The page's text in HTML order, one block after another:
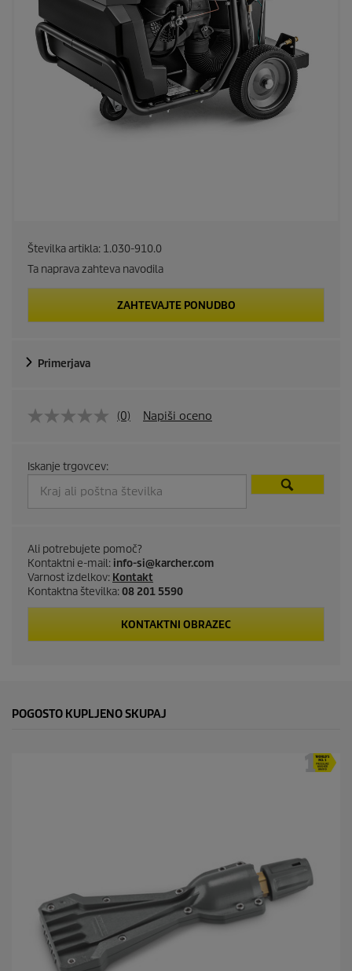
Številka artikla: 1.030-910.0
Ta naprava zahteva navodila
ZAHTEVAJTE PONUDBO
Primerjava
(0) Napiši oceno
Iskanje trgovcev:
Ali potrebujete pomoč?
Kontaktni e-mail: info-si@karcher.com
Varnost izdelkov: Kontakt
Kontaktna številka:08 201 5590
KONTAKTNI OBRAZEC
POGOSTO KUPLJENO SKUPAJ